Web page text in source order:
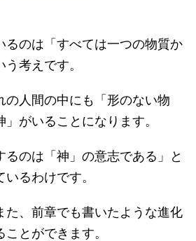
るのは「すべては一つの物質か
考えです。
の人間の中にも「形のない物
がいることになります。
るのは「神」の意志である」と
るわけです。
た、前章でも書いたような進化
とができます。